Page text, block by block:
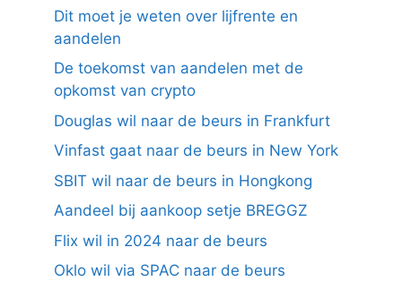
Dit moet je weten over lijfrente en
aandelen
De toekomst van aandelen met de
opkomst van crypto
Douglas wil naar de beurs in Frankfurt
Vinfast gaat naar de beurs in New York
SBIT wil naar de beurs in Hongkong
Aandeel bij aankoop setje BREGGZ
Flix wil in 2024 naar de beurs
Oklo wil via SPAC naar de beurs